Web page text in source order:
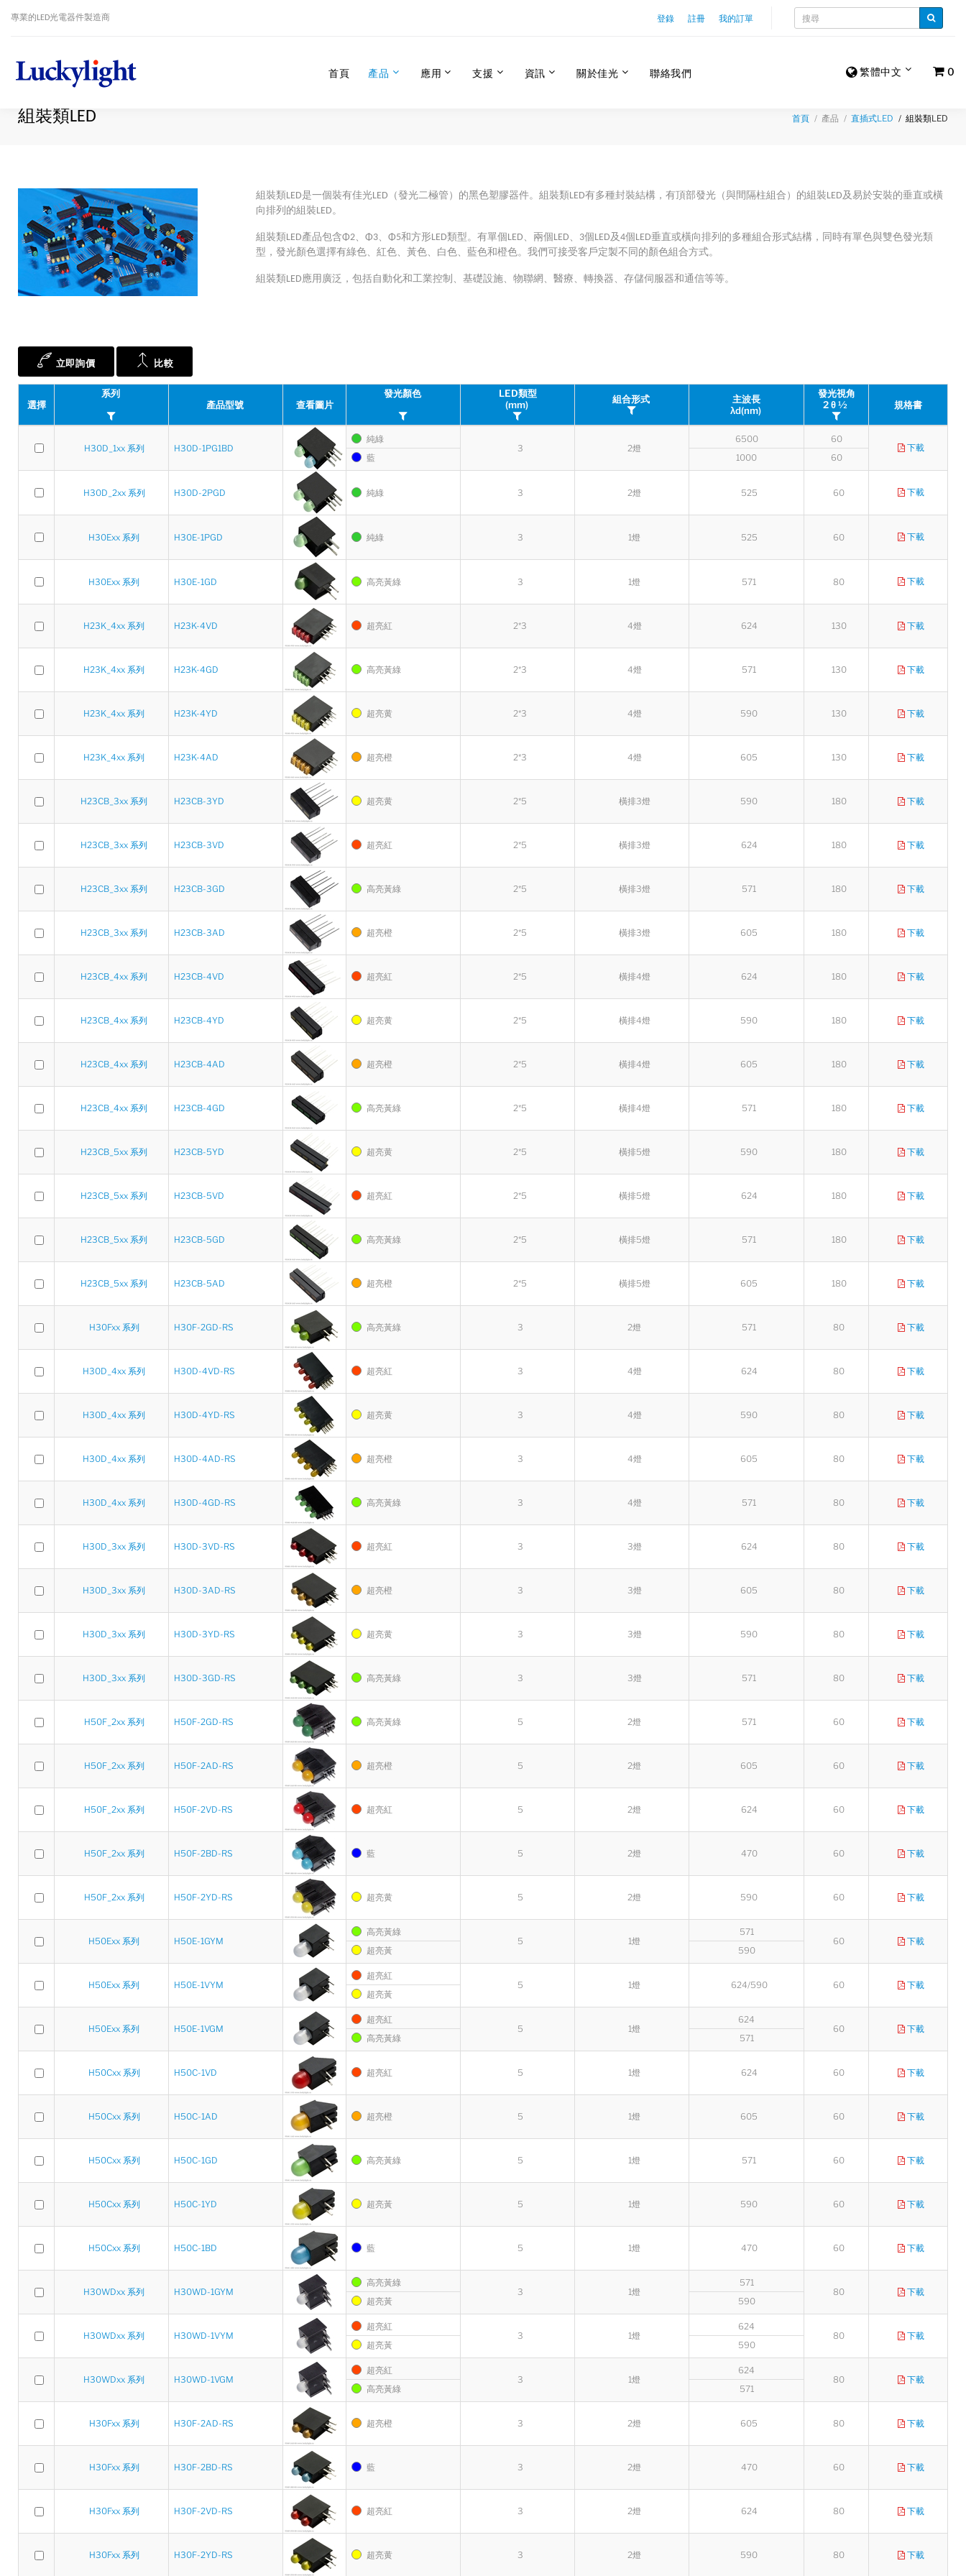
專業的LED光電器件製造商 登錄 註冊 我的訂單
繁體中文 0
首頁 產品 應用 支援 資訊 關於佳光 聯絡我們
組裝類LED 首頁 產品 直插式LED 組裝類LED
組裝類LED是一個裝有佳光LED（發光二極管）的黑色塑膠器件。組裝類LED有多種封裝結構，有頂部發光（與間隔柱組合）的組裝LED及易於安裝的垂直或橫
向排列的組裝LED。
組裝類LED產品包含Φ2、Φ3、Φ5和方形LED類型。有單個LED、兩個LED、3個LED及4個LED垂直或橫向排列的多種組合形式結構，同時有單色與雙色發光類
型，發光顏色選擇有綠色、紅色、黃色、白色、藍色和橙色。我們可接受客戶定製不同的顏色組合方式。
組裝類LED應用廣泛，包括自動化和工業控制、基礎設施、物聯網、醫療、轉換器、存儲伺服器和通信等等。
立即詢價 比較
選擇
系列
產品型號
查看圖片
發光顏色
LED類型
(mm)
組合形式
主波長
λd(nm)
發光視角
2 θ ½
規格書
H30D_1xx 系列 H30D-1PG1BD
純綠
藍
3 2燈
6500
1000
60
60
下載
H30D_2xx 系列 H30D-2PGD 純綠 3 2燈 525 60 下載
H30Exx 系列 H30E-1PGD 純綠 3 1燈 525 60 下載
H30Exx 系列 H30E-1GD 高亮黃綠 3 1燈 571 80 下載
H23K_4xx 系列 H23K-4VD 超亮紅 2*3 4燈 624 130 下載
H23K_4xx 系列 H23K-4GD 高亮黃綠 2*3 4燈 571 130 下載
H23K_4xx 系列 H23K-4YD 超亮黄 2*3 4燈 590 130 下載
H23K_4xx 系列 H23K-4AD 超亮橙 2*3 4燈 605 130 下載
H23CB_3xx 系列 H23CB-3YD 超亮黄 2*5 橫排3燈 590 180 下載
H23CB_3xx 系列 H23CB-3VD 超亮紅 2*5 橫排3燈 624 180 下載
H23CB_3xx 系列 H23CB-3GD 高亮黃綠 2*5 橫排3燈 571 180 下載
H23CB_3xx 系列 H23CB-3AD 超亮橙 2*5 橫排3燈 605 180 下載
H23CB_4xx 系列 H23CB-4VD 超亮紅 2*5 橫排4燈 624 180 下載
H23CB_4xx 系列 H23CB-4YD 超亮黄 2*5 橫排4燈 590 180 下載
H23CB_4xx 系列 H23CB-4AD 超亮橙 2*5 橫排4燈 605 180 下載
H23CB_4xx 系列 H23CB-4GD 高亮黃綠 2*5 橫排4燈 571 180 下載
H23CB_5xx 系列 H23CB-5YD 超亮黄 2*5 橫排5燈 590 180 下載
H23CB_5xx 系列 H23CB-5VD 超亮紅 2*5 橫排5燈 624 180 下載
H23CB_5xx 系列 H23CB-5GD 高亮黃綠 2*5 橫排5燈 571 180 下載
H23CB_5xx 系列 H23CB-5AD 超亮橙 2*5 橫排5燈 605 180 下載
H30Fxx 系列 H30F-2GD-RS 高亮黃綠 3 2燈 571 80 下載
H30D_4xx 系列 H30D-4VD-RS 超亮紅 3 4燈 624 80 下載
H30D_4xx 系列 H30D-4YD-RS 超亮黄 3 4燈 590 80 下載
H30D_4xx 系列 H30D-4AD-RS 超亮橙 3 4燈 605 80 下載
H30D_4xx 系列 H30D-4GD-RS 高亮黃綠 3 4燈 571 80 下載
H30D_3xx 系列 H30D-3VD-RS 超亮紅 3 3燈 624 80 下載
H30D_3xx 系列 H30D-3AD-RS 超亮橙 3 3燈 605 80 下載
H30D_3xx 系列 H30D-3YD-RS 超亮黄 3 3燈 590 80 下載
H30D_3xx 系列 H30D-3GD-RS 高亮黃綠 3 3燈 571 80 下載
H50F_2xx 系列 H50F-2GD-RS 高亮黃綠 5 2燈 571 60 下載
H50F_2xx 系列 H50F-2AD-RS 超亮橙 5 2燈 605 60 下載
H50F_2xx 系列 H50F-2VD-RS 超亮紅 5 2燈 624 60 下載
H50F_2xx 系列 H50F-2BD-RS 藍 5 2燈 470 60 下載
H50F_2xx 系列 H50F-2YD-RS 超亮黄 5 2燈 590 60 下載
H50Exx 系列 H50E-1GYM
高亮黃綠
超亮黃
5 1燈
571
590
60 下載
H50Exx 系列 H50E-1VYM
超亮紅
超亮黃
5 1燈 624/590 60 下載
H50Exx 系列 H50E-1VGM
超亮紅
高亮黃綠
5 1燈
624
571
60 下載
H50Cxx 系列 H50C-1VD 超亮紅 5 1燈 624 60 下載
H50Cxx 系列 H50C-1AD 超亮橙 5 1燈 605 60 下載
H50Cxx 系列 H50C-1GD 高亮黃綠 5 1燈 571 60 下載
H50Cxx 系列 H50C-1YD 超亮黃 5 1燈 590 60 下載
H50Cxx 系列 H50C-1BD 藍 5 1燈 470 60 下載
H30WDxx 系列 H30WD-1GYM
高亮黃綠
超亮黃
3 1燈
571
590
80 下載
H30WDxx 系列 H30WD-1VYM
超亮紅
超亮黃
3 1燈
624
590
80 下載
H30WDxx 系列 H30WD-1VGM
超亮紅
高亮黃綠
3 1燈
624
571
80 下載
H30Fxx 系列 H30F-2AD-RS 超亮橙 3 2燈 605 80 下載
H30Fxx 系列 H30F-2BD-RS 藍 3 2燈 470 60 下載
H30Fxx 系列 H30F-2VD-RS 超亮紅 3 2燈 624 80 下載
H30Fxx 系列 H30F-2YD-RS 超亮黄 3 2燈 590 80 下載